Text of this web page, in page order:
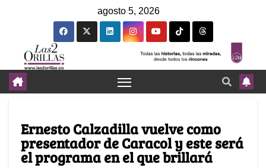
agosto 5, 2026
Ernesto Calzadilla vuelve como
presentador de Caracol y este será
el programa en el que brillará